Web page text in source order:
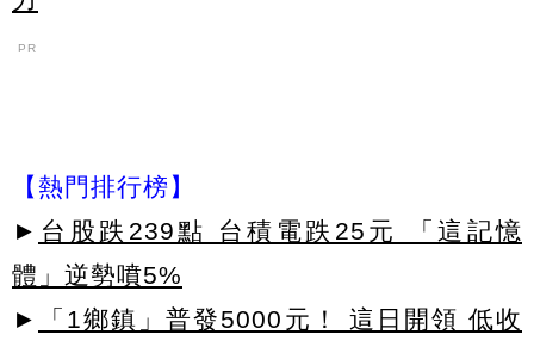
PR
【熱門排行榜】
► 台股跌239點 台積電跌25元 「這記憶
體」逆勢噴5%
►
「1鄉鎮」普發5000元！ 這日開領 低收